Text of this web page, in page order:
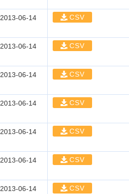
2013-06-14 CSV
2013-06-14 CSV
2013-06-14 CSV
2013-06-14 CSV
2013-06-14 CSV
2013-06-14 CSV
2013-06-14 CSV